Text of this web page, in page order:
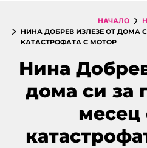
НАЧАЛО
НИНА ДОБРЕВ ИЗЛЕЗЕ ОТ ДОМА
КАТАСТРОФАТА С МОТОР
Нина
дома си за
месец